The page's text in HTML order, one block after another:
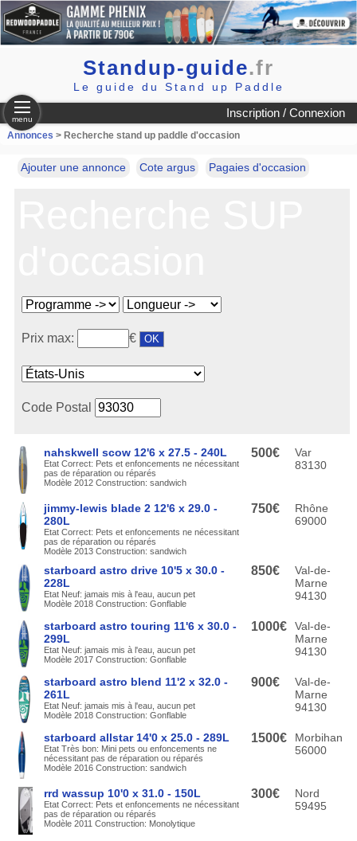
Standup-guide.fr
Le guide du Stand up Paddle
Inscription / Connexion
menu
Annonces > Recherche stand up paddle d'occasion
Ajouter une annonce Cote argus Pagaies d'occasion
Prix max: €
Code Postal
nahskwell scow 12'6 x 27.5 - 240L
Etat Correct: Pets et enfoncements ne nécessitant
pas de réparation ou réparés
Modèle 2012 Construction: sandwich
500€
Var
83130
jimmy-lewis blade 2 12'6 x 29.0 -
280L
Etat Correct: Pets et enfoncements ne nécessitant
pas de réparation ou réparés
Modèle 2013 Construction: sandwich
750€
Rhône
69000
starboard astro drive 10'5 x 30.0 -
228L
Etat Neuf: jamais mis à l'eau, aucun pet
Modèle 2018 Construction: Gonflable
850€
Val-de-
Marne
94130
starboard astro touring 11'6 x 30.0 -
299L
Etat Neuf: jamais mis à l'eau, aucun pet
Modèle 2017 Construction: Gonflable
1000€
Val-de-
Marne
94130
starboard astro blend 11'2 x 32.0 -
261L
Etat Neuf: jamais mis à l'eau, aucun pet
Modèle 2018 Construction: Gonflable
900€
Val-de-
Marne
94130
starboard allstar 14'0 x 25.0 - 289L
Etat Très bon: Mini pets ou enfoncements ne
nécessitant pas de réparation ou réparés
Modèle 2016 Construction: sandwich
1500€
Morbihan
56000
rrd wassup 10'0 x 31.0 - 150L
Etat Correct: Pets et enfoncements ne nécessitant
pas de réparation ou réparés
Modèle 2011 Construction: Monolytique
300€
Nord
59495